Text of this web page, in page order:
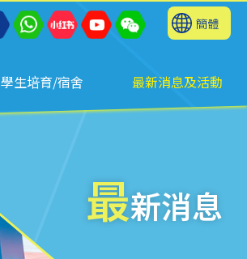
簡體
學生培育/宿舍 最新消息及活動
最新消息